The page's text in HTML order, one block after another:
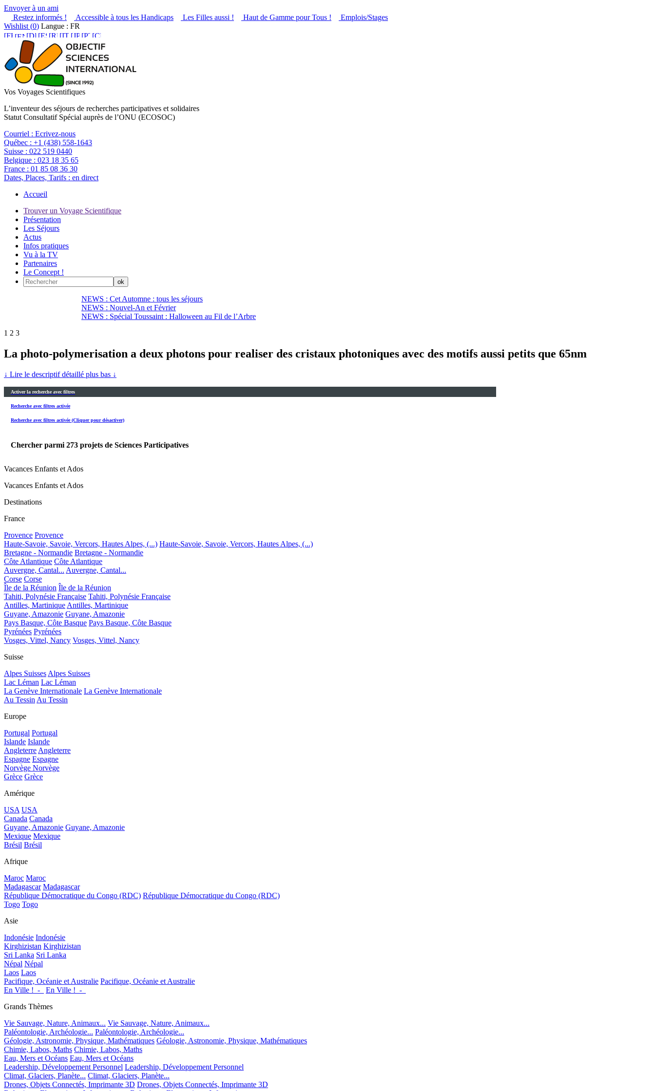
Envoyer à un ami
Restez informés !
Accessible à tous les Handicaps Les Filles aussi ! Haut de Gamme pour Tous !
Emplois/Stages
Wishlist (0) Langue : FR
Vos Voyages Scientifiques
L’inventeur des séjours de recherches participatives et solidaires
Statut Consultatif Spécial auprès de l’ONU (ECOSOC)
Courriel : Ecrivez-nous
Québec : +1 (438) 558-1643
Suisse : 022 519 0440
Belgique : 023 18 35 65
France : 01 85 08 36 30
Dates, Places, Tarifs : en direct
Accueil
Trouver un Voyage Scientifique
Présentation
Les Séjours
Actus
Infos pratiques
Vu à la TV
Partenaires
Le Concept !
NEWS : Cet Automne : tous les séjours
NEWS : Nouvel-An et Février
NEWS : Spécial Toussaint : Halloween au Fil de l’Arbre
1 2 3
La photo-polymerisation a deux photons pour realiser des cristaux photoniques avec des motifs aussi petits que 65nm
↓ Lire le descriptif détaillé plus bas ↓
Activer la recherche avec filtres
Recherche avec filtres activée
Recherche avec filtres activée (Cliquer pour désactiver)
Chercher parmi 273 projets de Sciences Participatives
Vacances Enfants et Ados
Vacances Enfants et Ados
Destinations
France
Provence Provence
Haute-Savoie, Savoie, Vercors, Hautes Alpes, (...) Haute-Savoie, Savoie, Vercors, Hautes Alpes, (...)
Bretagne - Normandie Bretagne - Normandie
Côte Atlantique Côte Atlantique
Auvergne, Cantal... Auvergne, Cantal...
Corse Corse
Île de la Réunion Île de la Réunion
Tahiti, Polynésie Française Tahiti, Polynésie Française
Antilles, Martinique Antilles, Martinique
Guyane, Amazonie Guyane, Amazonie
Pays Basque, Côte Basque Pays Basque, Côte Basque
Pyrénées Pyrénées
Vosges, Vittel, Nancy Vosges, Vittel, Nancy
Suisse
Alpes Suisses Alpes Suisses
Lac Léman Lac Léman
La Genève Internationale La Genève Internationale
Au Tessin Au Tessin
Europe
Portugal Portugal
Islande Islande
Angleterre Angleterre
Espagne Espagne
Norvège Norvège
Grèce Grèce
Amérique
USA USA
Canada Canada
Guyane, Amazonie Guyane, Amazonie
Mexique Mexique
Brésil Brésil
Afrique
Maroc Maroc
Madagascar Madagascar
République Démocratique du Congo (RDC) République Démocratique du Congo (RDC)
Togo Togo
Asie
Indonésie Indonésie
Kirghizistan Kirghizistan
Sri Lanka Sri Lanka
Népal Népal
Laos Laos
Pacifique, Océanie et Australie Pacifique, Océanie et Australie
En Ville !_-_
En Ville !_-_
Grands Thèmes
Vie Sauvage, Nature, Animaux... Vie Sauvage, Nature, Animaux...
Paléontologie, Archéologie... Paléontologie, Archéologie...
Géologie, Astronomie, Physique, Mathématiques Géologie, Astronomie, Physique, Mathématiques
Chimie, Labos, Maths Chimie, Labos, Maths
Eau, Mers et Océans Eau, Mers et Océans
Leadership, Développement Personnel Leadership, Développement Personnel
Climat, Glaciers, Planète... Climat, Glaciers, Planète...
Drones, Objets Connectés, Imprimante 3D Drones, Objets Connectés, Imprimante 3D